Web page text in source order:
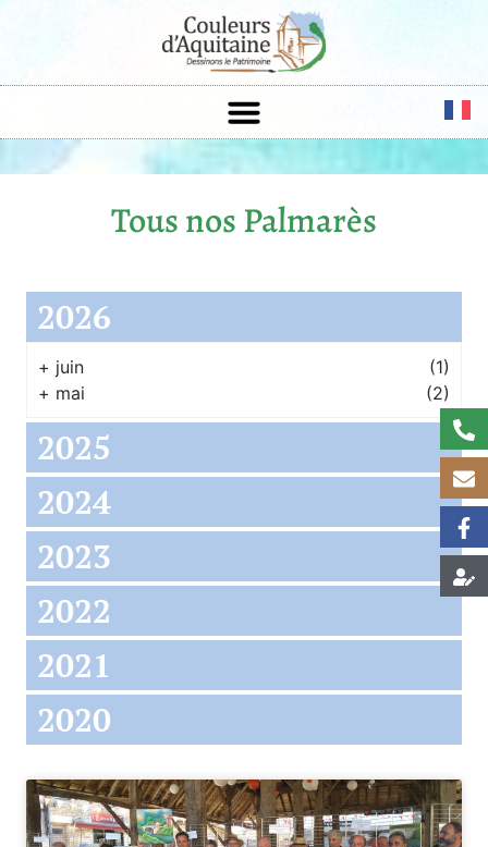
Tous nos Palmarès
2026
+ juin
(1)
+ mai (2)
2025
2024
2023
2022
2021
2020